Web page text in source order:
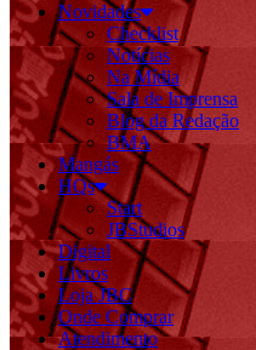
Novidades
Checklist
Notícias
Na Mídia
Sala de Imprensa
Blog da Redação
BMA
Mangás
HQs
Start
JBStudios
Digital
Livros
Loja JBC
Onde Comprar
Atendimento